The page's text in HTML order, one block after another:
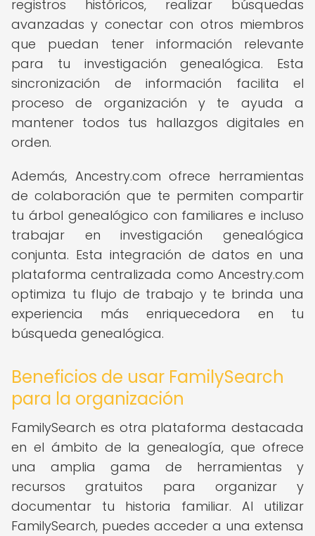
registros históricos, realizar búsquedas
avanzadas y conectar con otros miembros
que puedan tener información relevante
para tu investigación genealógica. Esta
sincronización de información facilita el
proceso de organización y te ayuda a
mantener todos tus hallazgos digitales en
orden.
Además, Ancestry.com ofrece herramientas
de colaboración que te permiten compartir
tu árbol genealógico con familiares e incluso
trabajar en investigación genealógica
conjunta. Esta integración de datos en una
plataforma centralizada como Ancestry.com
optimiza tu flujo de trabajo y te brinda una
experiencia más enriquecedora en tu
búsqueda genealógica.
Beneficios de usar FamilySearch
para la organización
FamilySearch es otra plataforma destacada
en el ámbito de la genealogía, que ofrece
una amplia gama de herramientas y
recursos gratuitos para organizar y
documentar tu historia familiar. Al utilizar
FamilySearch, puedes acceder a una extensa